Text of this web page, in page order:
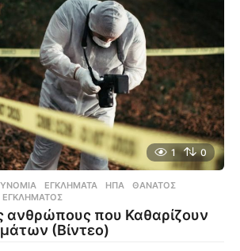
1 0
,ΕΓΚΛΉΜΑΤΑ ,ΗΠΑ ,ΘΆΝΑΤΟΣ
ΕΓΚΛΉΜΑΤΟΣ
ανθρώπους που Καθαρίζουν
(Βίντεο)